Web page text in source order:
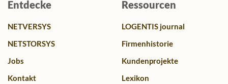
Entdecke
NETVERSYS
NETSTORSYS
Jobs
Kontakt
Ressourcen
LOGENTIS journal
Firmenhistorie
Kundenprojekte
Lexikon